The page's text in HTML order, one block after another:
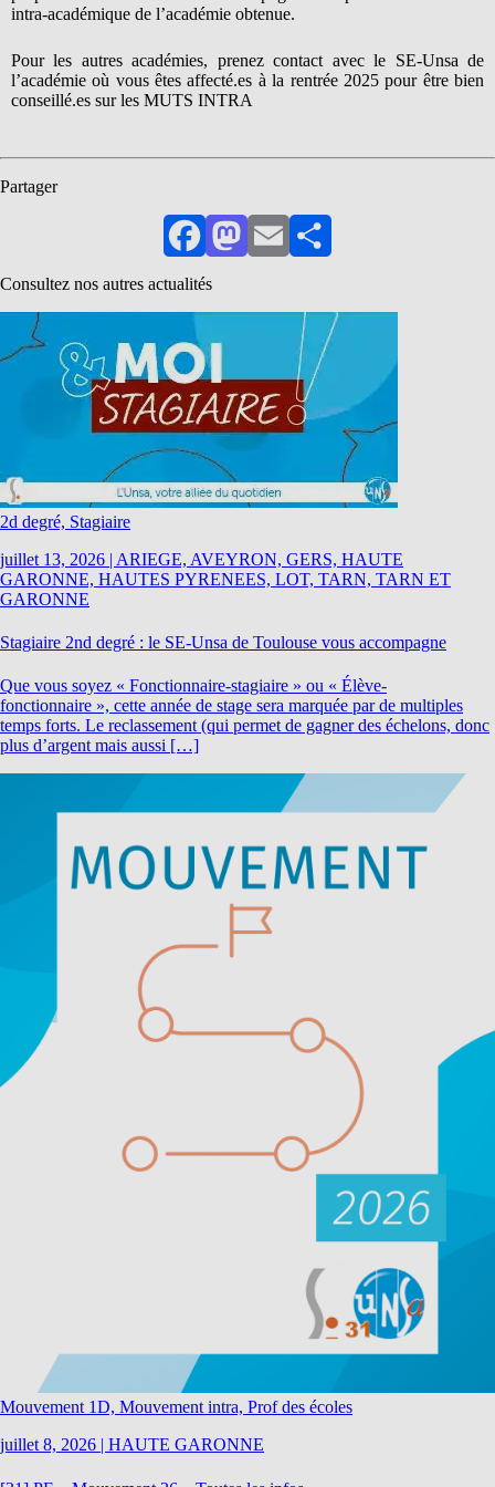
intra-académique de l’académie obtenue.
Pour les autres académies, prenez contact avec le SE-Unsa de
l’académie où vous êtes affecté.es à la rentrée 2025 pour être bien
conseillé.es sur les MUTS INTRA
Partager
FacebookMastodon
EmailPartager
Consultez nos autres actualités
2d degré, Stagiaire
juillet 13, 2026 | ARIEGE, AVEYRON, GERS, HAUTE
GARONNE, HAUTES PYRENEES, LOT, TARN, TARN ET
GARONNE
Stagiaire 2nd degré : le SE-Unsa de Toulouse vous accompagne
Que vous soyez « Fonctionnaire-stagiaire » ou « Élève-
fonctionnaire », cette année de stage sera marquée par de multiples
temps forts. Le reclassement (qui permet de gagner des échelons, donc
plus d’argent mais aussi […]
Mouvement 1D, Mouvement intra, Prof des écoles
juillet 8, 2026 | HAUTE GARONNE